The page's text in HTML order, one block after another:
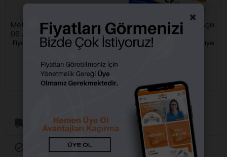
Meta Biomed Guta Perka
06 Açılı
Fiyatları görebilmek için üye
girişi yapmalısınız.
Omega Gutta Percha Açılı
Fiyatları görebilmek için üye
Aynı Gün Kargo
Orijinal Ürün Garantisi
×